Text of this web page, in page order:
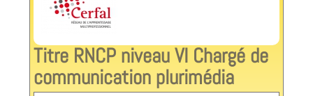
Titre RNCP niveau VI Chargé de
communication plurimédia